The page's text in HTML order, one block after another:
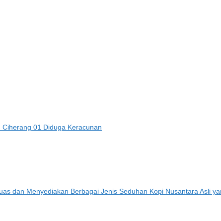
01 Diduga Keracunan
dan Menyediakan Berbagai Jenis Seduhan Kopi Nusantara Asli